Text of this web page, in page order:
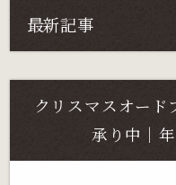
最新記事
クリスマスオード
承り中｜